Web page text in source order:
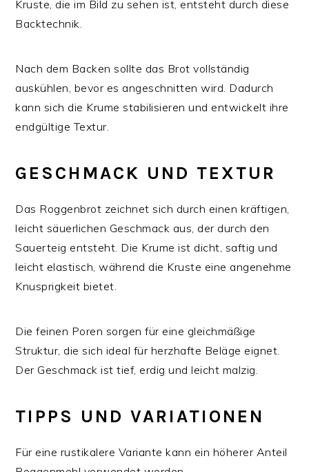
Kruste, die im Bild zu sehen ist, entsteht durch diese
Backtechnik.
Nach dem Backen sollte das Brot vollständig
auskühlen, bevor es angeschnitten wird. Dadurch
kann sich die Krume stabilisieren und entwickelt ihre
endgültige Textur.
GESCHMACK UND TEXTUR
Das Roggenbrot zeichnet sich durch einen kräftigen,
leicht säuerlichen Geschmack aus, der durch den
Sauerteig entsteht. Die Krume ist dicht, saftig und
leicht elastisch, während die Kruste eine angenehme
Knusprigkeit bietet.
Die feinen Poren sorgen für eine gleichmäßige
Struktur, die sich ideal für herzhafte Beläge eignet.
Der Geschmack ist tief, erdig und leicht malzig.
TIPPS UND VARIATIONEN
Für eine rustikalere Variante kann ein höherer Anteil